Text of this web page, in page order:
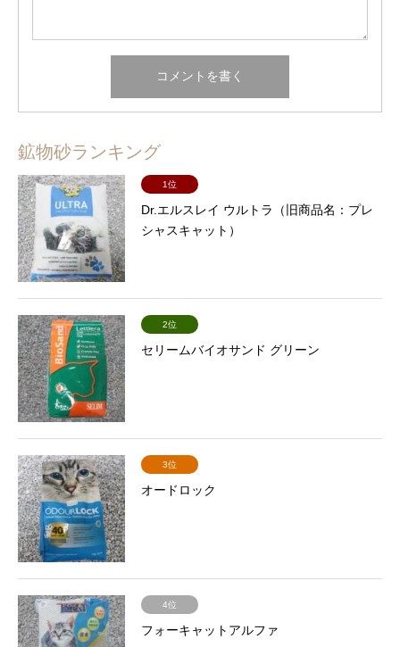
鉱物砂ランキング
1位
Dr.エルスレイ ウルトラ（旧商品名：プレ
シャスキャット）
2位
セリームバイオサンド グリーン
3位
オードロック
4位
フォーキャットアルファ